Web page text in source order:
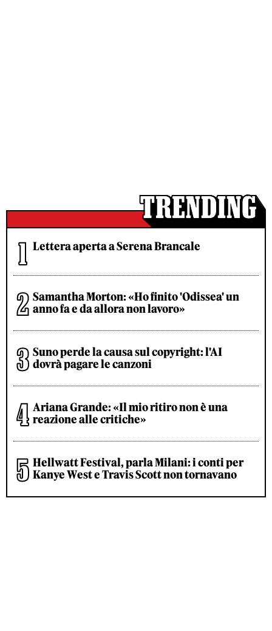
Lettera aperta a Serena Brancale
Samantha Morton: «Ho finito 'Odissea' un
anno fa e da allora non lavoro»
Suno perde la causa sul copyright: l'AI
dovrà pagare le canzoni
Ariana Grande: «Il mio ritiro non è una
reazione alle critiche»
Hellwatt Festival, parla Milani: i conti per
Kanye West e Travis Scott non tornavano